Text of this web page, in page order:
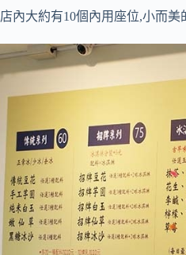
店內大約有10個內用座位,小而美